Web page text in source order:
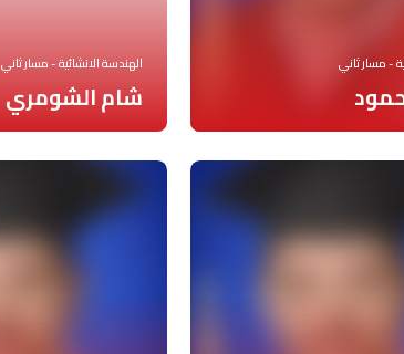
- مسار ثاني الهندسة الانشائية - مسار ثاني
شام الشومري